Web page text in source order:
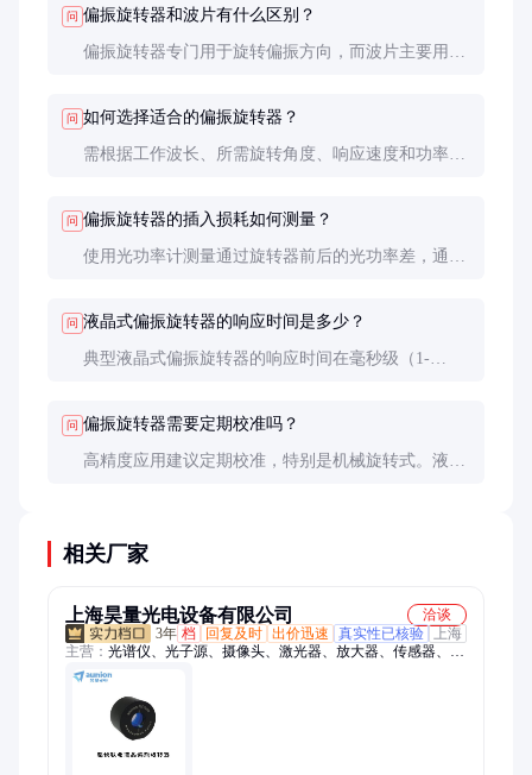
问 偏振旋转器和波片有什么区别？
偏振旋转器专门用于旋转偏振方向，而波片主要用于
实现。
问 如何选择适合的偏振旋转器？
需根据工作波长、所需旋转角度、响应速度和功率耐
问 偏振旋转器的插入损耗如何测量？
使用光功率计测量通过旋转器前后的光功率差，通常
问 液晶式偏振旋转器的响应时间是多少？
典型液晶式偏振旋转器的响应时间在毫秒级（1-
问 偏振旋转器需要定期校准吗？
高精度应用建议定期校准，特别是机械旋转式。液晶
相关厂家
上海昊量光电设备有限公司
洽谈
3年 档 回复及时 出价迅速 真实性已核验
上海
主营： 光谱仪、光子源、摄像头、激光器、放大器、传感器、增
强器、示波器、鉴相器、探测器、测量仪、采集卡、单色仪、护
目镜、扫描镜、超稳腔、滤光片、成像仪、功率计、光纤束、磁
强计、相位计、照度计、检测仪、激光管